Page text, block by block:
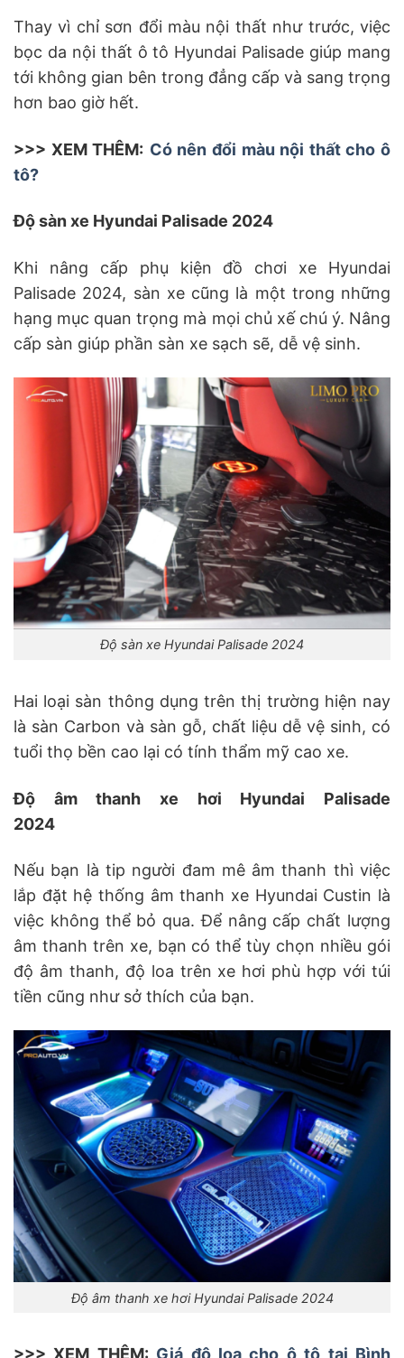
Thay vì chỉ sơn đổi màu nội thất như trước, việc
bọc da nội thất ô tô Hyundai Palisade giúp mang
tới không gian bên trong đẳng cấp và sang trọng
hơn bao giờ hết.
>>> XEM THÊM: Có nên đổi màu nội thất cho ô
tô?
Độ sàn xe Hyundai Palisade 2024
Khi nâng cấp phụ kiện đồ chơi xe Hyundai
Palisade 2024, sàn xe cũng là một trong những
hạng mục quan trọng mà mọi chủ xế chú ý. Nâng
cấp sàn giúp phần sàn xe sạch sẽ, dễ vệ sinh.
Độ sàn xe Hyundai Palisade 2024
Hai loại sàn thông dụng trên thị trường hiện nay
là sàn Carbon và sàn gỗ, chất liệu dễ vệ sinh, có
tuổi thọ bền cao lại có tính thẩm mỹ cao xe.
Độ âm thanh xe hơi Hyundai Palisade
2024
Nếu bạn là tip người đam mê âm thanh thì việc
lắp đặt hệ thống âm thanh xe Hyundai Custin là
việc không thể bỏ qua. Để nâng cấp chất lượng
âm thanh trên xe, bạn có thể tùy chọn nhiều gói
độ âm thanh, độ loa trên xe hơi phù hợp với túi
tiền cũng như sở thích của bạn.
Độ âm thanh xe hơi Hyundai Palisade 2024